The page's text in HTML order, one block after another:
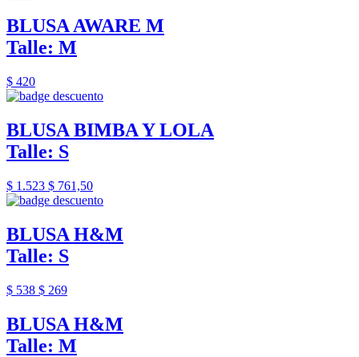
BLUSA AWARE M
Talle: M
$ 420
BLUSA BIMBA Y LOLA
Talle: S
$ 1.523 $ 761,50
BLUSA H&M
Talle: S
$ 538 $ 269
BLUSA H&M
Talle: M